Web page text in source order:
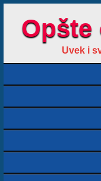
Opšte
Uvek i